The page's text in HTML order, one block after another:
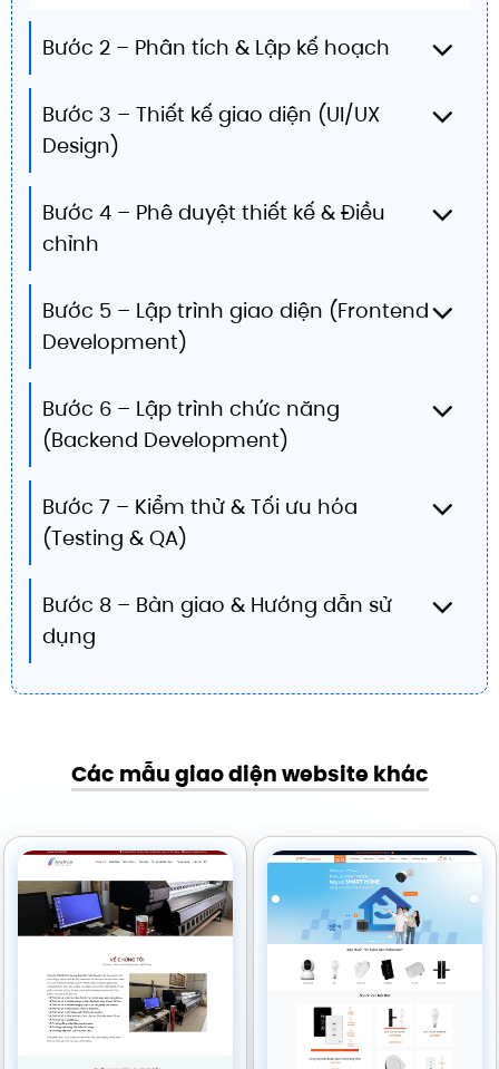
Bước 2 – Phân tích & Lập kế hoạch
Bước 3 – Thiết kế giao diện (UI/UX
Design)
Bước 4 – Phê duyệt thiết kế & Điều
chỉnh
Bước 5 – Lập trình giao diện (Frontend
Development)
Bước 6 – Lập trình chức năng
(Backend Development)
Bước 7 – Kiểm thử & Tối ưu hóa
(Testing & QA)
Bước 8 – Bàn giao & Hướng dẫn sử
dụng
Các mẫu giao diện website khác